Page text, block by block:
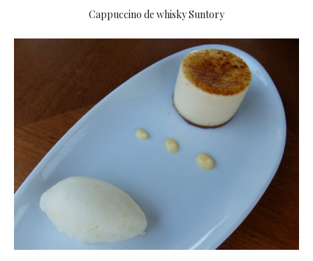
Cappuccino de whisky Suntory